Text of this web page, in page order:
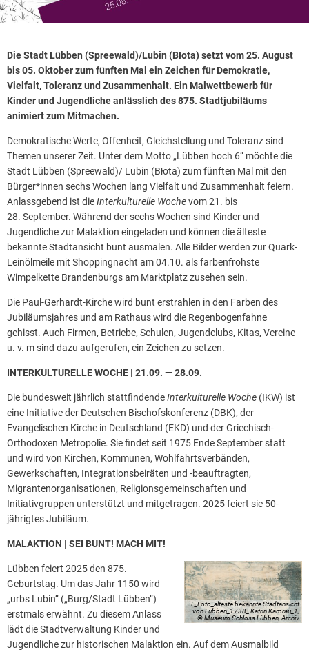
Die Stadt Lübben (Spreewald)/Lubin (Błota) setzt vom 25. August
bis 05. Oktober zum fünften Mal ein Zeichen für Demokratie,
Vielfalt, Toleranz und Zusammenhalt. Ein Malwettbewerb für
Kinder und Jugendliche anlässlich des 875. Stadtjubiläums
animiert zum Mitmachen.
Demokratische Werte, Offenheit, Gleichstellung und Toleranz sind
Themen unserer Zeit. Unter dem Motto „Lübben hoch 6“ möchte die
Stadt Lübben (Spreewald)/ Lubin (Błota) zum fünften Mal mit den
Bürger*innen sechs Wochen lang Vielfalt und Zusammenhalt feiern.
Anlassgebend ist dieInterkulturelle Wochevom 21. bis
28. September. Während der sechs Wochen sind Kinder und
Jugendliche zur Malaktion eingeladen und können die älteste
bekannte Stadtansicht bunt ausmalen. Alle Bilder werden zur Quark-
Leinölmeile mit Shoppingnacht am 04.10. als farbenfrohste
Wimpelkette Brandenburgs am Marktplatz zusehen sein.
Die Paul-Gerhardt-Kirche wird bunt erstrahlen in den Farben des
Jubiläumsjahres und am Rathaus wird die Regenbogenfahne
gehisst. Auch Firmen, Betriebe, Schulen, Jugendclubs, Kitas, Vereine
u. v. m sind dazu aufgerufen, ein Zeichen zu setzen.
INTERKULTURELLE WOCHE | 21.09. — 28.09.
Die bundesweit jährlich stattfindendeInterkulturelle Woche (IKW) ist
eine Initiative der Deutschen Bischofskonferenz (DBK), der
Evangelischen Kirche in Deutschland (EKD) und der Griechisch-
Orthodoxen Metropolie. Sie findet seit 1975 Ende September statt
und wird von Kirchen, Kommunen, Wohlfahrtsverbänden,
Gewerkschaften, Integrationsbeiräten und -beauftragten,
Migrantenorganisationen, Religionsgemeinschaften und
Initiativgruppen unterstützt und mitgetragen. 2025 feiert sie 50-
jährigtes Jubiläum.
MALAKTION | SEI BUNT! MACH MIT!
L_Foto_älteste bekannte Stadtansicht
von Lübben_1738_ Katrin Kamrau_1,
© Museum Schloss Lübben, Archiv
Lübben feiert 2025 den 875.
Geburtstag. Um das Jahr 1150 wird
„urbs Lubin“ („Burg/Stadt Lübben“)
erstmals erwähnt. Zu diesem Anlass
lädt die Stadtverwaltung Kinder und
Jugendliche zur historischen Malaktion ein. Auf dem Ausmalbild